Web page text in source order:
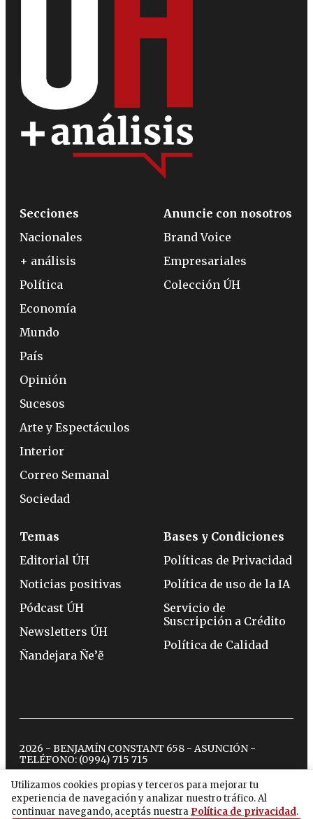
Utilizamos cookies propias y terceros para mejorar tu
experiencia de navegación y analizar nuestro tráfico. Al
continuar navegando, aceptás nuestra Política de privacidad.
Secciones
Nacionales
+ análisis
Política
Economía
Mundo
País
Opinión
Sucesos
Arte y Espectáculos
Interior
Correo Semanal
Sociedad
Anuncie con nosotros
Brand Voice
Empresariales
Colección ÚH
Temas
Editorial ÚH
Noticias positivas
Pódcast ÚH
Newsletters ÚH
Ñandejara Ñe’ẽ
Bases y Condiciones
Políticas de Privacidad
Política de uso de la IA
Servicio de
Suscripción a Crédito
Política de Calidad
2026 - BENJAMÍN CONSTANT 658 - ASUNCIÓN -
TELÉFONO: (0994) 715 715
twitterinstagram
facebook
tiktokyoutubespotify